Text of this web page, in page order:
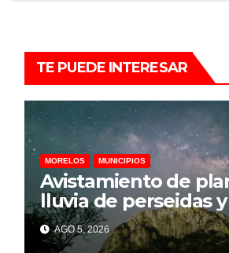
TE PUEDE INTERESAR
MORELOS MUNICIPIOS
Avistamiento de
lluvia de perseidas
parcial llegarán a
Chalcatzingo en
AGO 5, 2026